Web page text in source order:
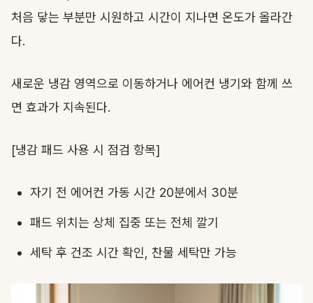
처음 닿는 부분만 시원하고 시간이 지나면 온도가 올라간
다.
새로운 냉감 영역으로 이동하거나 에어컨 냉기와 함께 쓰
면 효과가 지속된다.
[냉감 패드 사용 시 점검 항목]
자기 전 에어컨 가동 시간 20분에서 30분
패드 위치는 상체 집중 또는 전체 깔기
세탁 후 건조 시간 확인, 찬물 세탁만 가능